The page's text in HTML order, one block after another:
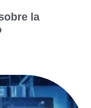
la